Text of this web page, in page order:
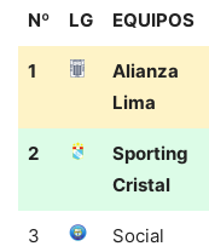
Nº LG EQUIPOS
Nº
LG EQUIPOS
1
Alianza
Lima
2
Sporting
Cristal
3
Social